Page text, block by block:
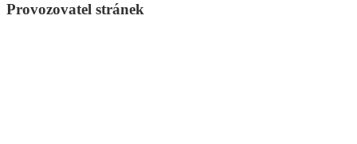
Provozovatel stránek